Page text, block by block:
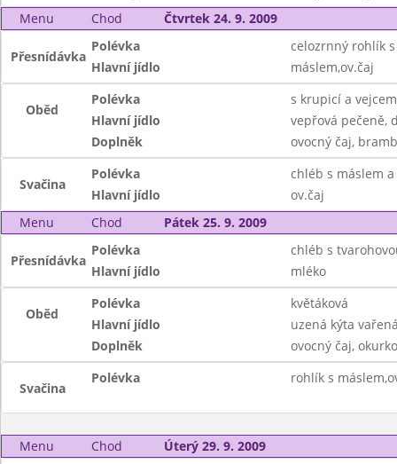
Menu
Chod Čtvrtek 24. 9. 2009
Přesnídávka
Polévka
celozrnný rohlík
Hlavní jídlo
máslem,ov.čaj
Oběd
Polévka
s krupicí a vejcem
Hlavní jídlo
vepřová pečeně,
Doplněk
ovocný čaj,
Svačina
Polévka
chléb s máslem
Hlavní jídlo
ov.čaj
Menu
Chod Pátek 25. 9. 2009
Přesnídávka
Polévka
chléb s
Hlavní jídlo
mléko
Oběd
Polévka
květáková
Hlavní jídlo
uzená kýta
Doplněk
ovocný čaj,
Svačina
Polévka rohlík s
Menu Chod Úterý 29. 9. 2009